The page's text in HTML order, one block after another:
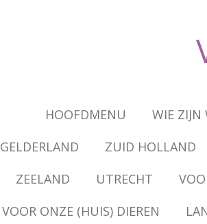
HOOFDMENU WIE ZIJN
GELDERLAND
ZUID HOLLAND
ZEELAND
UTRECHT
VOOR ONZE (HUIS) DIEREN